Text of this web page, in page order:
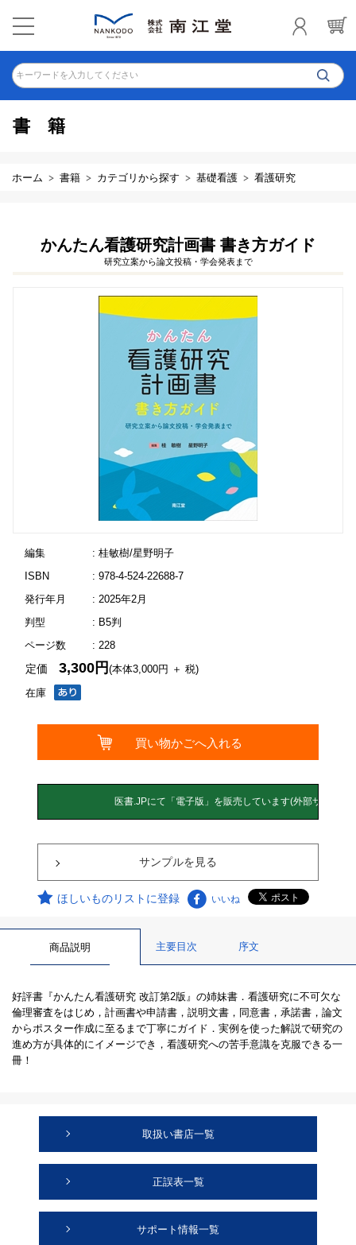
キーワードを入力してください
書籍
ホーム 書籍 カテゴリから探す 基礎看護 看護研究
かんたん看護研究計画書 書き方ガイド
研究立案から論文投稿・学会発表まで
編集
: 桂敏樹/星野明子
ISBN
: 978-4-524-22688-7
発行年月
: 2025年2月
判型
: B5判
ページ数
: 228
在庫
定価3,300円(本体3,000円 ＋ 税)
サンプルを見る
ほしいものリストに登録 いいね
商品説明 主要目次 序文
好評書『かんたん看護研究 改訂第2版』の姉妹書．看護研究に不可欠な
倫理審査をはじめ，計画書や申請書，説明文書，同意書，承諾書，論文
からポスター作成に至るまで丁寧にガイド．実例を使った解説で研究の
進め方が具体的にイメージでき，看護研究への苦手意識を克服できる一
冊！
取扱い書店一覧
正誤表一覧
サポート情報一覧